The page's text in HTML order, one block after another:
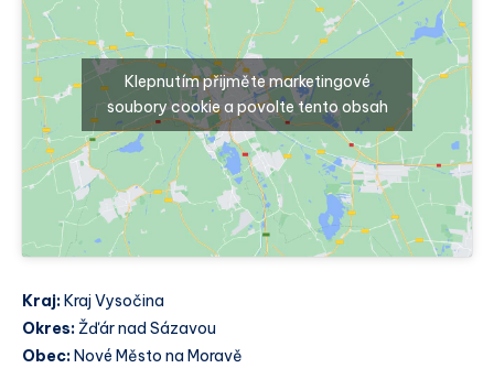
Klepnutím přijměte marketingové
soubory cookie a povolte tento obsah
Kraj: Kraj Vysočina
Okres:Žďár nad Sázavou
Obec: Nové Město na Moravě